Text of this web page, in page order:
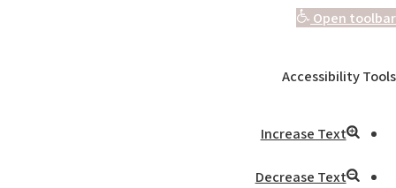
Open toolbar
Accessibility Tools
Increase Text
Decrease Text